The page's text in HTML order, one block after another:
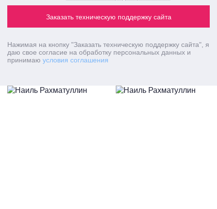
Заказать техническую поддержку сайта
Нажимая на кнопку "Заказать техническую поддержку сайта" , я
даю свое согласие на обработку персональных данных и
принимаю условия соглашения